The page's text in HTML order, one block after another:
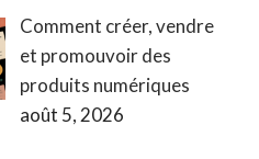
Comment créer, vendre
et promouvoir des
produits numériques
août 5, 2026